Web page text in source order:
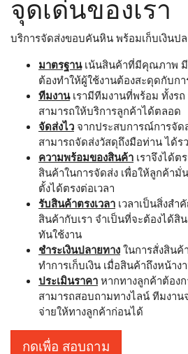
จุดเด่นของเรา
บริการจัดส่งขอบคันหิน พร้อมเก็บเงินป
มาตรฐานเน้นสินค้าที่มีคุณภาพ มี
ต้องทำให้ผู้ใช้งานต้องสะดุดกับกา
ทีมงานเรามีทีมงานที่พร้อม ทั้งรถ
สามารถให้บริการลูกค้าได้ตลอด
จัดส่งไว จากประสบการณ์การจัด
สามารถจัดส่งวัสดุถึงมือท่าน ได้ร
ความพร้อมของสินค้า เราจึงได้
สินค้าในการจัดส่ง เพื่อให้ลูกค้า
ตั้งได้ตรงต่อเวลา
รับสินค้าตรงเวลา เวลาเป็นสิ่งส
สินค้ากับเรา จำเป็นที่จะต้องได้สิ
ทันใช้งาน
ชำระเงินปลายทาง ในการสั่งสินค้
ทำการเก็บเงิน เมื่อสินค้าถึงหน้าง
ประเมินราคา หากทางลูกค้าต้อง
สามารถสอบถามทางไลน์ ทีมงา
จ่ายให้ทางลูกค้าก่อนได้
กดเพื่อ สอบถาม